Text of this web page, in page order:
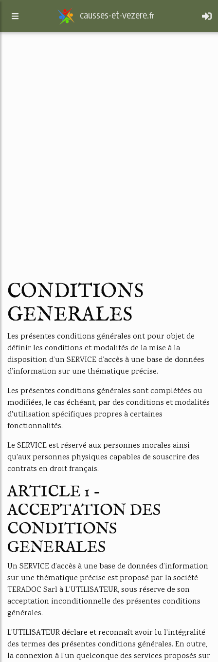
causses-et-vezere. fr
CONDITIONS
GENERALES
Les présentes conditions générales ont pour objet de
définir les conditions et modalités de la mise à la
disposition d’un SERVICE d’accès à une base de données
d’information sur une thématique précise.
Les présentes conditions générales sont complétées ou
modifiées, le cas échéant, par des conditions et modalités
d'utilisation spécifiques propres à certaines
fonctionnalités.
Le SERVICE est réservé aux personnes morales ainsi
qu'aux personnes physiques capables de souscrire des
contrats en droit français.
ARTICLE 1 -
ACCEPTATION DES
CONDITIONS
GENERALES
Un SERVICE d’accès à une base de données d’information
sur une thématique précise est proposé par la société
TERADOC Sarl à L'UTILISATEUR, sous réserve de son
acceptation inconditionnelle des présentes conditions
générales.
L'UTILISATEUR déclare et reconnaît avoir lu l'intégralité
des termes des présentes conditions générales. En outre,
la connexion à l’un quelconque des services proposés sur